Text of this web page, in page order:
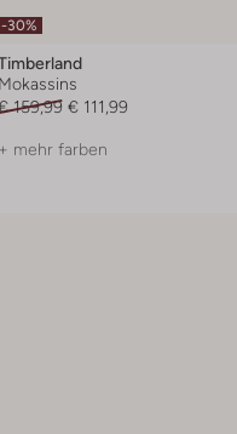
-30%
Mokassins
159,99 € 111,99
+ mehr farben